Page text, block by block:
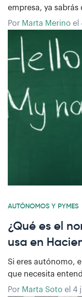
empresa, ya
Por Marta Merino el
AUTÓNOMOS Y PYMES
¿Qué es el
usa en
Si eres autónomo,
que necesita
Por Marta Soto el 4